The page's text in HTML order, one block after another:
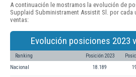
A continuación le mostramos la evolución de
Supplaid Subministrament Assistit Sl. por
ventas:
Evolución posiciones 2023
Ranking Posición 2023
Nacional 18.189